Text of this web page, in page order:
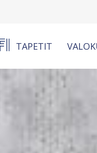
TAPETIT